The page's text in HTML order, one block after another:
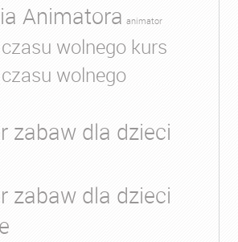
Animatora animator
wolnego kurs
wolnego
zabaw dla dzieci
zabaw dla dzieci